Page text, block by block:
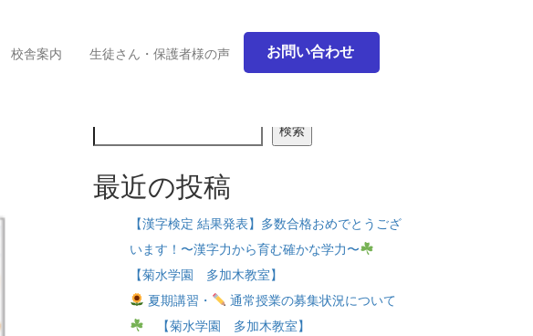
校舎案内 生徒さん・保護者様の声 お問い合わせ
検索
最近の投稿
【漢字検定 結果発表】多数合格おめでとうござ
います！〜漢字力から育む確かな学力〜
【菊水学園 多加木教室】
夏期講習・
通常授業の募集状況について
【菊水学園 多加木教室】